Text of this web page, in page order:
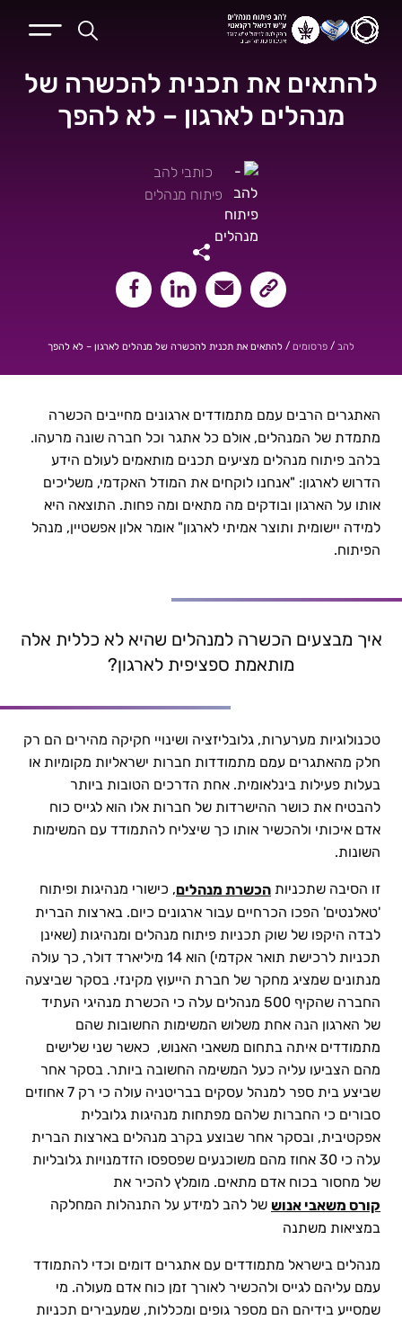
להתאים את תכנית להכשרה של
מנהלים לארגון – לא להפך
כותבי להב
פיתוח מנהלים
שיתוף קישור העמוד
שיתוף במיילשיתוף בלינקאדיןשיתוף בפייסבוק
להב / פרסומים / להתאים את תכנית להכשרה של מנהלים לארגון – לא להפך
להתאים את תכנית להכשרה של מנהלים לארגון – לא להפך |
כותבי להב פיתוח מנהלים
האתגרים הרבים עמם מתמודדים ארגונים מחייבים הכשרה
מתמדת של המנהלים, אולם כל אתגר וכל חברה שונה מרעהו.
בלהב פיתוח מנהלים מציעים תכנים מותאמים לעולם הידע
הדרוש לארגון: "אנחנו לוקחים את המודל האקדמי, משליכים
אותו על הארגון ובודקים מה מתאים ומה פחות. התוצאה היא
למידה יישומית ותוצר אמיתי לארגון" אומר אלון אפשטיין, מנהל
הפיתוח.
איך מבצעים הכשרה למנהלים שהיא לא כללית אלה
מותאמת ספציפית לארגון?
טכנולוגיות מערערות, גלובליזציה ושינויי חקיקה מהירים הם רק
חלק מהאתגרים עמם מתמודדות חברות ישראליות מקומיות או
בעלות פעילות בינלאומית. אחת הדרכים הטובות ביותר
להבטיח את כושר ההישרדות של חברות אלו הוא לגייס כוח
אדם איכותי ולהכשיר אותו כך שיצליח להתמודד עם המשימות
השונות.
זו הסיבה שתכניות הכשרת מנהלים, כישורי מנהיגות ופיתוח
'טאלנטים' הפכו הכרחיים עבור ארגונים כיום. בארצות הברית
לבדה היקפו של שוק תכניות פיתוח מנהלים ומנהיגות (שאינן
תכניות לרכישת תואר אקדמי) הוא 14 מיליארד דולר, כך עולה
מנתונים שמציג מחקר של חברת הייעוץ מקינזי. בסקר שביצעה
החברה שהקיף 500 מנהלים עלה כי הכשרת מנהיגי העתיד
של הארגון הנה אחת משלוש המשימות החשובות שהם
מתמודדים איתה בתחום משאבי האנוש, כאשר שני שלישים
מהם הצביעו עליה כעל המשימה החשובה ביותר. בסקר אחר
שביצע בית ספר למנהל עסקים בבריטניה עולה כי רק 7 אחוזים
סבורים כי החברות שלהם מפתחות מנהיגות גלובלית
אפקטיבית, ובסקר אחר שבוצע בקרב מנהלים בארצות הברית
עלה כי 30 אחוז מהם משוכנעים שפספסו הזדמנויות גלובליות
בשל מחסור בכוח אדם מתאים. מומלץ להכיר את
קורס משאבי אנוש של להב למידע על התנהלות המחלקה
במציאות משתנה
מנהלים בישראל מתמודדים עם אתגרים דומים וכדי להתמודד
עמם עליהם לגייס ולהכשיר לאורך זמן כוח אדם מעולה. מי
שמסייע בידיהם הם מספר גופים ומכללות, שמעבירים תכניות